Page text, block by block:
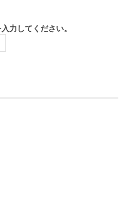
力してください。